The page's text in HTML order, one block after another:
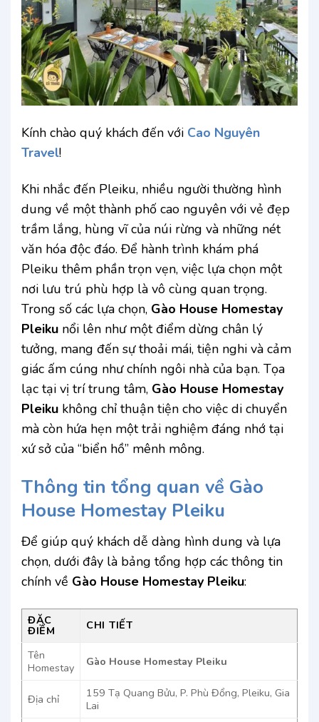
Kính chào quý khách đến với Cao Nguyên
Travel!
Khi nhắc đến Pleiku, nhiều người thường hình
dung về một thành phố cao nguyên với vẻ đẹp
trầm lắng, hùng vĩ của núi rừng và những nét
văn hóa độc đáo. Để hành trình khám phá
Pleiku thêm phần trọn vẹn, việc lựa chọn một
nơi lưu trú phù hợp là vô cùng quan trọng.
Trong số các lựa chọn, Gào House Homestay
Pleiku nổi lên như một điểm dừng chân lý
tưởng, mang đến sự thoải mái, tiện nghi và cảm
giác ấm cúng như chính ngôi nhà của bạn. Tọa
lạc tại vị trí trung tâm, Gào House Homestay
Pleiku không chỉ thuận tiện cho việc di chuyển
mà còn hứa hẹn một trải nghiệm đáng nhớ tại
xứ sở của “biển hồ” mênh mông.
Thông tin tổng quan về Gào
House Homestay Pleiku
Để giúp quý khách dễ dàng hình dung và lựa
chọn, dưới đây là bảng tổng hợp các thông tin
chính về Gào House Homestay Pleiku:
ĐẶC
ĐIỂM CHI TIẾT
Tên
Homestay
Gào House Homestay Pleiku
Địa chỉ
159 Tạ Quang Bửu, P. Phù Đổng, Pleiku, Gia
Lai